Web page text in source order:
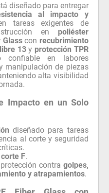
diseñado para entregar
al impacto y
tareas exigentes de
en poliéster
Glasscon recubrimiento
13y protección TPR
confiable en labores
manipulación de piezas
alta visibilidad
Impacto en un Solo
diseñado para tareas
al corte y seguridad
F.
contra golpes,
y atrapamientos.